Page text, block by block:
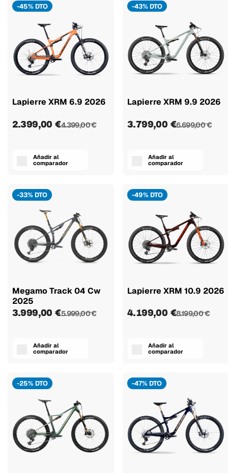
-45% DTO
Lapierre XRM 6.9 2026
2.399,00 €4.399,00 €
Añadir al
comparador
-43% DTO
Lapierre XRM 9.9 2026
3.799,00 €6.699,00 €
Añadir al
comparador
-33% DTO
Megamo Track 04 Cw
2025
3.999,00 €5.999,00 €
Añadir al
comparador
-49% DTO
Lapierre XRM 10.9 2026
4.199,00 €8.199,00 €
Añadir al
comparador
-25% DTO -47% DTO